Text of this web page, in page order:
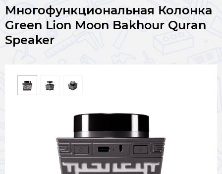
Многофункциональная Колонка
Green Lion Moon Bakhour Quran
Speaker